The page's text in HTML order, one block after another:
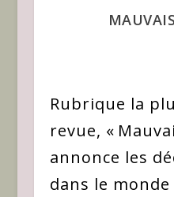
Rubrique la
revue, «
annonce les
dans le